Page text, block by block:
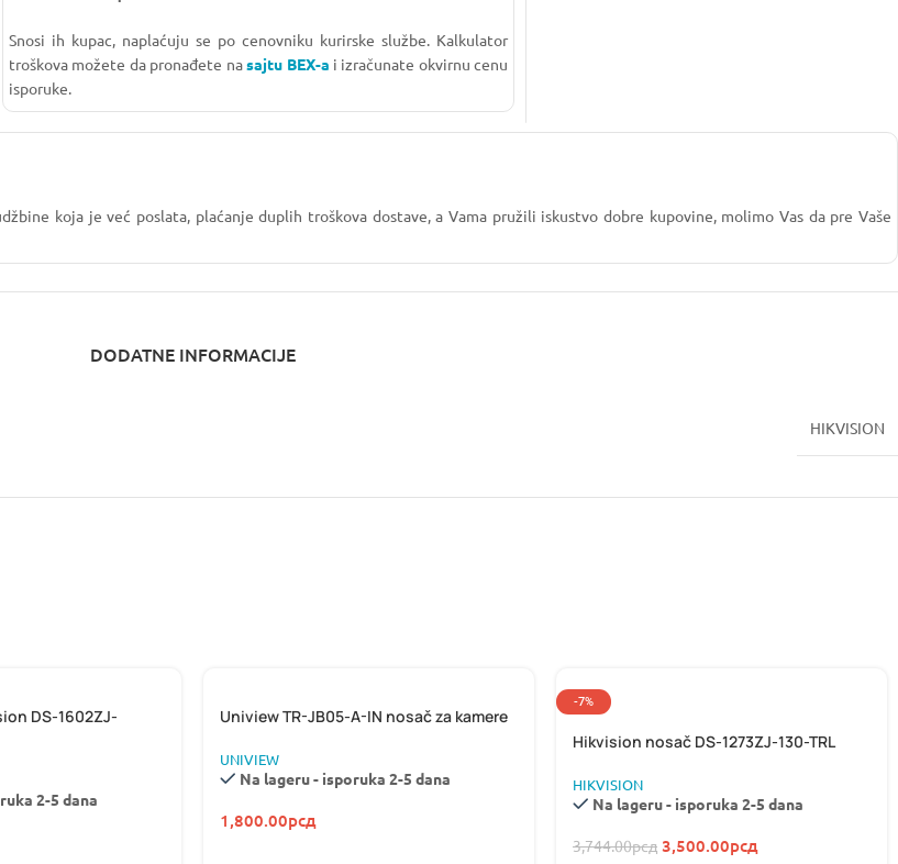
Snosi ih kupac, naplaćuju se po cenovniku kurirske službe. Kalkulator
troškova možete da pronađete nasajtu BEX-a i izračunate okvirnu cenu
isporuke.
koja je već poslata, plaćanje duplih troškova dostave, a Vama pružili iskustvo dobre kupovine, molimo Vas da pre Vaše
DODATNE INFORMACIJE
HIKVISION
DS-1602ZJ-
2-5 dana
Uniview TR-JB05-A-IN nosač za kamere
UNIVIEW
Na lageru - isporuka 2-5 dana
1,800.00рсд
-7%
Hikvision nosač DS-1273ZJ-130-TRL
HIKVISION
Na lageru - isporuka 2-5 dana
3,744.00рсд 3,500.00рсд